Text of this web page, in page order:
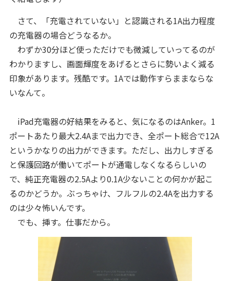
さて、「充電されていない」と認識される1A出力程度
の充電器の場合どうなるか。
わずか30分ほど使っただけでも微減していってるのが
わかりますし、画面輝度をあげるとさらに勢いよく減る
印象があります。残酷です。1Aでは動作すらままならな
いなんて。
iPad充電器の好結果をみると、気になるのはAnker。1
ポートあたり最大2.4Aまで出力でき、全ポート総合で12A
というかなりの出力ができます。ただし、出力しすぎる
と保護回路が働いてポートが通電しなくなるらしいの
で、純正充電器の2.5Aより0.1A少ないことの何かが起こ
るのかどうか。ぶっちゃけ、フルフルの2.4Aを出力する
のは少々怖いんです。
でも、挿す。仕事だから。